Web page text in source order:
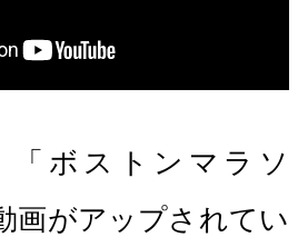
「ボストンマラソ
画がアップされてい